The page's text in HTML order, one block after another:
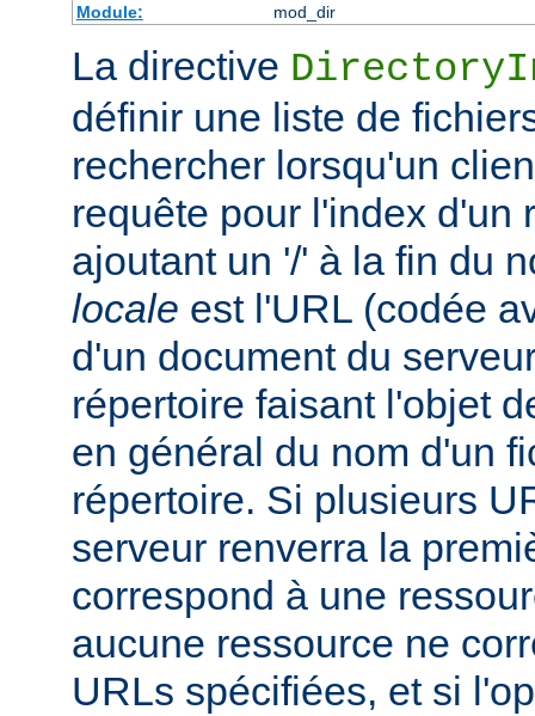
Module:
mod_dir
La directive
définir une liste de
rechercher lorsqu'un
requête pour l'index d'un
ajoutant un '/' à la fin du
locale est l'URL (codée
d'un document du
répertoire faisant l'objet
en général du nom d'un
répertoire. Si plusieurs
serveur renverra la
correspond à une
aucune ressource ne
URLs spécifiées, et si